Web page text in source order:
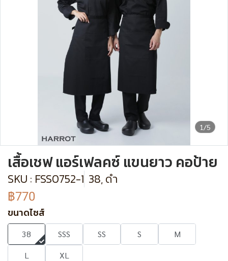
1/5
เสื้อเชฟ แอร์เฟลคซ์ แขนยาว คอป้าย
SKU : FSS0752-1 38, ดำ
฿770
ขนาดไซส์
38 SSS SS S
M
L
XL